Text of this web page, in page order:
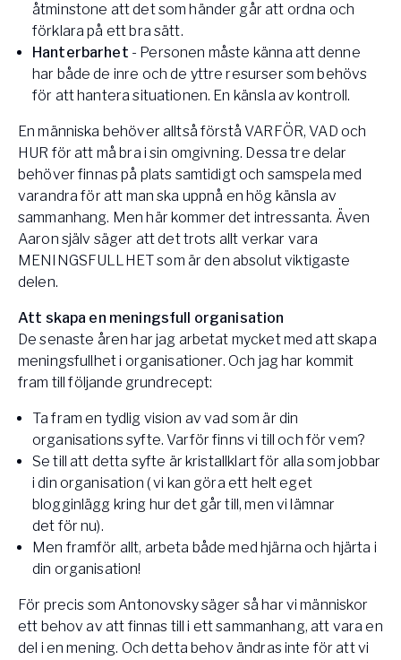
åtminstone att det som händer går att ordna och
förklara på ett bra sätt.
Hanterbarhet - Personen måste känna att denne
har både de inre och de yttre resurser som behövs
för att hantera situationen. En känsla av kontroll.
En människa behöver alltså förstå VARFÖR, VAD och
HUR för att må bra i sin omgivning. Dessa tre delar
behöver finnas på plats samtidigt och samspela med
varandra för att man ska uppnå en hög känsla av
sammanhang. Men här kommer det intressanta. Även
Aaron själv säger att det trots allt verkar vara
MENINGSFULLHET som är den absolut viktigaste
delen.
Att skapa en meningsfull organisation
De senaste åren har jag arbetat mycket med att skapa
meningsfullhet i organisationer. Och jag har kommit
fram till följande grundrecept:
Ta fram en tydlig vision av vad som är din
organisations syfte. Varför finns vi till och för vem?
Se till att detta syfte är kristallklart för alla som jobbar
i din organisation ( vi kan göra ett helt eget
blogginlägg kring hur det går till, men vi lämnar
det för nu).
Men framför allt, arbeta både med hjärna och hjärta i
din organisation!
För precis som Antonovsky säger så har vi människor
ett behov av att finnas till i ett sammanhang, att vara en
del i en mening. Och detta behov ändras inte för att vi